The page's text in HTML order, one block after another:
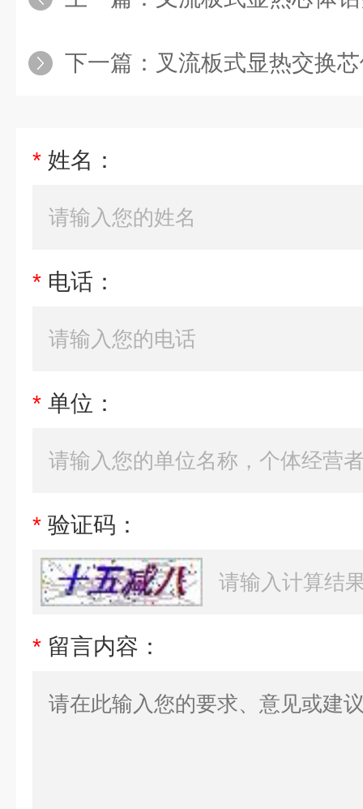
下一篇： 叉流板式显热交换
* 姓名：
* 电话：
* 单位：
* 验证码：
* 留言内容：